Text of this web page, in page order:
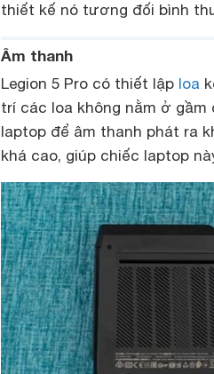
thiết kế nó tương đối bình
Âm thanh
Legion 5 Pro có thiết lập loa
trí các loa không nằm ở
laptop để âm thanh phát ra
khá cao, giúp chiếc laptop